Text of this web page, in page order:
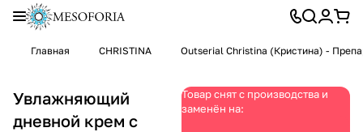
Главная CHRISTINA Outserial Christina (Кристина) -
Увлажняющий
дневной крем с
Товар снят с производства и
заменён на: